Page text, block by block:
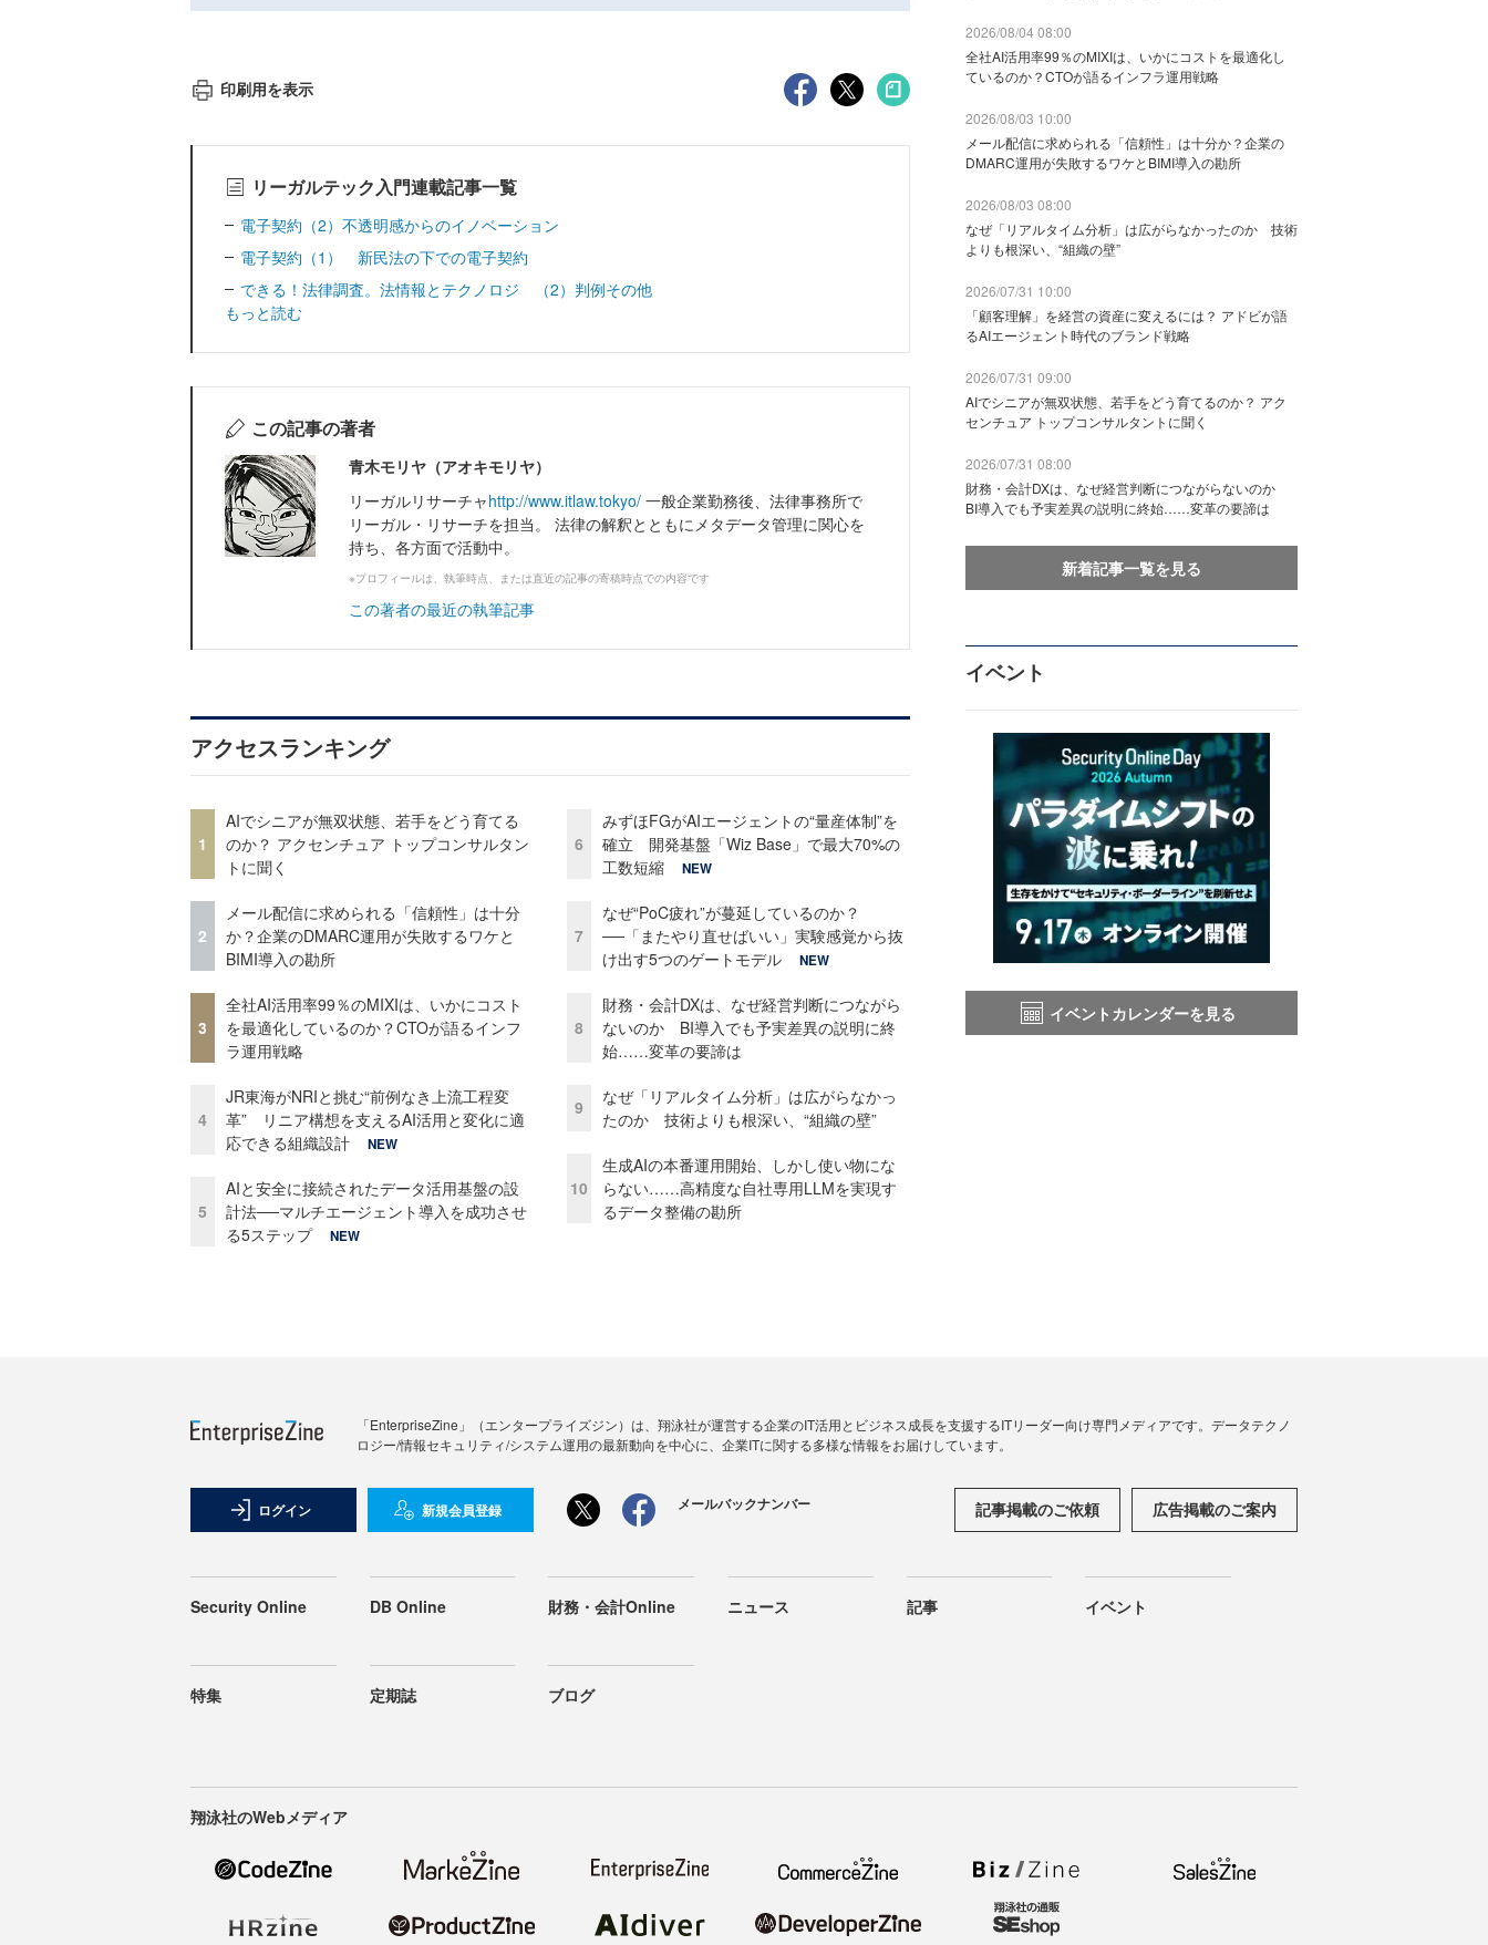
印刷用を表示
リーガルテック入門連載記事一覧
電子契約（2）不透明感からのイノベーション
電子契約（1） 新民法の下での電子契約
できる！法律調査。法情報とテクノロジ （2）判例その他
もっと読む
この記事の著者
青木モリヤ（アオキモリヤ）
リーガルリサーチャhttp://www.itlaw.tokyo/ 一般企業勤務後、法律事務所で
リーガル・リサーチを担当。 法律の解釈とともにメタデータ管理に関心を
持ち、各方面で活動中。
※プロフィールは、執筆時点、または直近の記事の寄稿時点での内容です
この著者の最近の執筆記事
アクセスランキング
1
AIでシニアが無双状態、若手をどう育てる
のか？ アクセンチュア トップコンサルタン
トに聞く
2
メール配信に求められる「信頼性」は十分
か？企業のDMARC運用が失敗するワケと
BIMI導入の勘所
3
全社AI活用率99％のMIXIは、いかにコスト
を最適化しているのか？CTOが語るインフ
ラ運用戦略
4
JR東海がNRIと挑む“前例なき上流工程変
革” リニア構想を支えるAI活用と変化に適
応できる組織設計
NEW
5
AIと安全に接続されたデータ活用基盤の設
計法──マルチエージェント導入を成功させ
る5ステップ
NEW
6
みずほFGがAIエージェントの“量産体制”を
確立 開発基盤「Wiz Base」で最大70%の
工数短縮
NEW
7
なぜ“PoC疲れ”が蔓延しているのか？
──「またやり直せばいい」実験感覚から抜
け出す5つのゲートモデル
NEW
8
財務・会計DXは、なぜ経営判断につながら
ないのか BI導入でも予実差異の説明に終
始……変革の要諦は
9
なぜ「リアルタイム分析」は広がらなかっ
たのか 技術よりも根深い、“組織の壁”
10
生成AIの本番運用開始、しかし使い物にな
らない……高精度な自社専用LLMを実現す
るデータ整備の勘所
2026/08/04 08:00
全社AI活用率99％のMIXIは、いかにコストを最適化し
ているのか？CTOが語るインフラ運用戦略
2026/08/03 10:00
メール配信に求められる「信頼性」は十分か？企業の
DMARC運用が失敗するワケとBIMI導入の勘所
2026/08/03 08:00
なぜ「リアルタイム分析」は広がらなかったのか 技術
よりも根深い、“組織の壁”
2026/07/31 10:00
「顧客理解」を経営の資産に変えるには？ アドビが語
るAIエージェント時代のブランド戦略
2026/07/31 09:00
AIでシニアが無双状態、若手をどう育てるのか？ アク
センチュア トップコンサルタントに聞く
2026/07/31 08:00
財務・会計DXは、なぜ経営判断につながらないのか
BI導入でも予実差異の説明に終始……変革の要諦は
新着記事一覧を見る
イベント
イベントカレンダーを見る
「EnterpriseZine」（エンタープライズジン）は、翔泳社が運営する企業のIT活用とビジネス成長を支援するITリーダー向け専門メディアです。データテクノ
ロジー/情報セキュリティ/システム運用の最新動向を中心に、企業ITに関する多様な情報をお届けしています。
ログイン 新規会員登録 メールバックナンバー 記事掲載のご依頼 広告掲載のご案内
Security Online DB Online 財務・会計Online ニュース 記事 イベント
特集 定期誌 ブログ
翔泳社のWebメディア